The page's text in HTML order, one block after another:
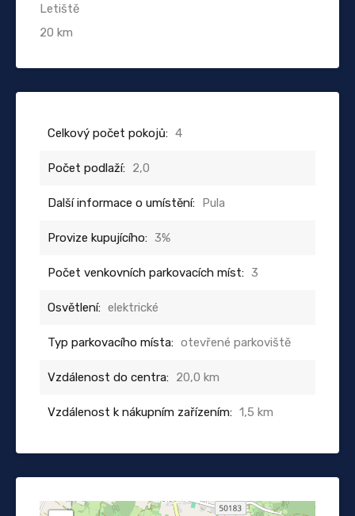
Letiště
20 km
Celkový počet pokojů: 4
Počet podlaží: 2,0
Další informace o umístění: Pula
Provize kupujícího: 3%
Počet venkovních parkovacích míst: 3
Osvětlení: elektrické
Typ parkovacího místa: otevřené parkoviště
Vzdálenost do centra: 20,0 km
Vzdálenost k nákupním zařízením: 1,5 km